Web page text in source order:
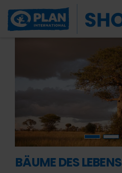
BÄUME DES LEBENS